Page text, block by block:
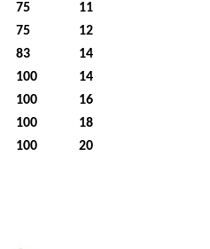
75
11
75
12
83
14
100
14
100
16
100
18
100 20